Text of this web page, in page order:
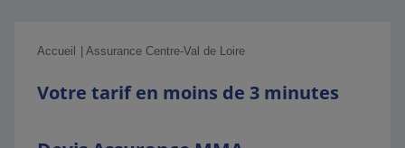
Accueil Assurance Centre-Val de Loire
Votre tarif en moins de 3 minutes